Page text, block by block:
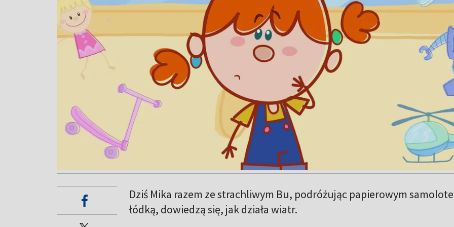
Dziś Mika razem ze strachliwym Bu, podróżując papierowym
łódką, dowiedzą się, jak działa wiatr.